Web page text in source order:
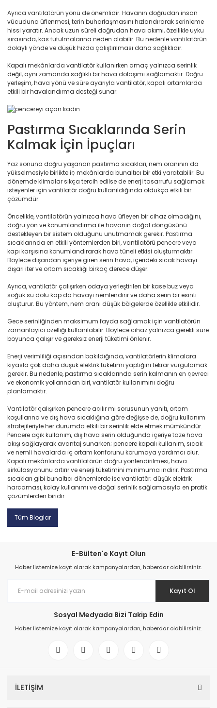
Ayrıca vantilatörün yönü de önemlidir. Havanın doğrudan insan
vücuduna üflenmesi, terin buharlaşmasını hızlandırarak serinleme
hissi yaratır. Ancak uzun süreli doğrudan hava akımı, özellikle uyku
sırasında, kas tutulmalarına neden olabilir. Bu nedenle vantilatörün
dolaylı yönde ve düşük hızda çalıştırılması daha sağlıklıdır.
Kapalı mekânlarda vantilatör kullanırken amaç yalnızca serinlik
değil, aynı zamanda sağlıklı bir hava dolaşımı sağlamaktır. Doğru
yerleşim, hava yönü ve süre ayarıyla vantilatör, kapalı ortamlarda
etkili bir havalandırma desteği sunar.
Pastırma Sıcaklarında Serin
Kalmak İçin İpuçları
Yaz sonuna doğru yaşanan pastırma sıcakları, nem oranının da
yükselmesiyle birlikte iç mekânlarda bunaltıcı bir etki yaratabilir. Bu
dönemde klimalar sıkça tercih edilse de enerji tasarrufu sağlamak
isteyenler için vantilatör doğru kullanıldığında oldukça etkili bir
çözümdür.
Öncelikle, vantilatörün yalnızca hava üfleyen bir cihaz olmadığını,
doğru yön ve konumlandırma ile havanın doğal döngüsünü
destekleyen bir sistem olduğunu unutmamak gerekir. Pastırma
sıcaklarında en etkili yöntemlerden biri, vantilatörü pencere veya
kapı karşısına konumlandırarak hava tüneli etkisi oluşturmaktır.
Böylece dışarıdan içeriye giren serin hava, içerideki sıcak havayı
dışarı iter ve ortam sıcaklığı birkaç derece düşer.
Ayrıca, vantilatör çalışırken odaya yerleştirilen bir kase buz veya
soğuk su dolu kap da havayı nemlendirir ve daha serin bir esinti
oluşturur. Bu yöntem, nem oranı düşük bölgelerde özellikle etkilidir.
Gece serinliğinden maksimum fayda sağlamak için vantilatörün
zamanlayıcı özelliği kullanılabilir. Böylece cihaz yalnızca gerekli süre
boyunca çalışır ve gereksiz enerji tüketimi önlenir.
Enerji verimliliği açısından bakıldığında, vantilatörlerin klimalara
kıyasla çok daha düşük elektrik tüketimi yaptığını tekrar vurgulamak
gerekir. Bu nedenle, pastırma sıcaklarında serin kalmanın en çevreci
ve ekonomik yollarından biri, vantilatör kullanımını doğru
planlamaktır.
Vantilatör çalışırken pencere açılır mı sorusunun yanıtı, ortam
koşullarına ve dış hava sıcaklığına göre değişse de, doğru kullanım
stratejileriyle her durumda etkili bir serinlik elde etmek mümkündür.
Pencere açık kullanım, dış hava serin olduğunda içeriye taze hava
akışı sağlayarak avantaj sunarken; pencere kapalı kullanım, sıcak
ve nemli havalarda iç ortam konforunu korumaya yardımcı olur.
Kapalı mekânlarda vantilatörün doğru yönlendirilmesi, hava
sirkülasyonunu artırır ve enerji tüketimini minimuma indirir. Pastırma
sıcakları gibi bunaltıcı dönemlerde ise vantilatör; düşük elektrik
harcaması, kolay kullanımı ve doğal serinlik sağlamasıyla en pratik
çözümlerden biridir.
Tüm Bloglar
E-Bülten'e Kayıt Olun
Haber listemize kayıt olarak kampanyalardan, haberdar olabilirsiniz.
Kayıt Ol
Sosyal Medyada Bizi Takip Edin
Haber listemize kayıt olarak kampanyalardan, haberdar olabilirsiniz.
İLETİŞİM